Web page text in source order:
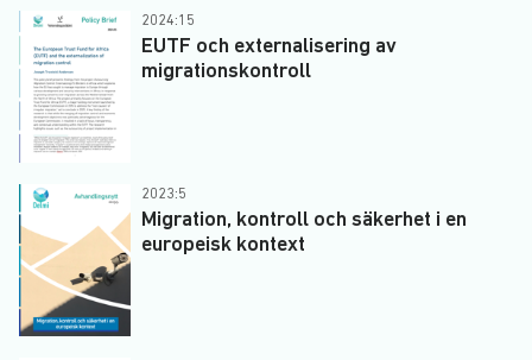
2024:15
EUTF och externalisering av
migrationskontroll
2023:5
Migration, kontroll och säkerhet i en
europeisk kontext